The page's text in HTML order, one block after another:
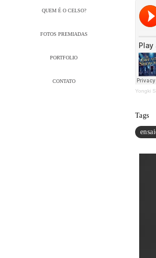
QUEM É O CELSO?
FOTOS PREMIADAS
PORTFOLIO
CONTATO
Yongki
Tags